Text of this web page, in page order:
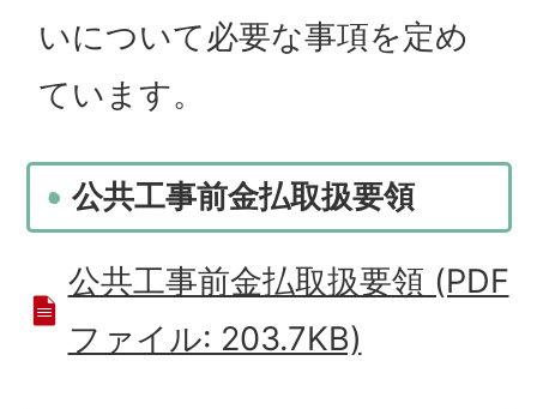
いについて必要な事項を定め
ています。
公共工事前金払取扱要領
公共工事前金払取扱要領 (PDF
ファイル: 203.7KB)